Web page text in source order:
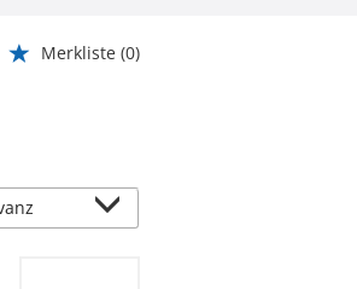
Merkliste (0)